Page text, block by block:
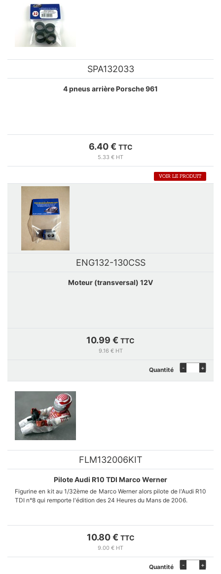
SPA132033
4 pneus arrière Porsche 961
6.40 € TTC
5.33 € HT
VOIR LE PRODUIT
ENG132-130CSS
Moteur (transversal) 12V
10.99 € TTC
9.16 € HT
Quantité - +
FLM132006KIT
Pilote Audi R10 TDI Marco Werner
Figurine en kit au 1/32ème de Marco Werner alors pilote de l'Audi R10
TDI n°8 qui remporte l'édition des 24 Heures du Mans de 2006.
La figurine est livrée avec une planche de décalcomanies pour
décorer la combinaison et le casque. Disponible uniquement en kit à
Pièces fabriquées à la demande dans notre atelier. En cas de rupture
10.80 € TTC
9.00 € HT
Quantité - +